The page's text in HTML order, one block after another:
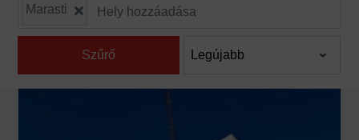
Marasti
Szűrő